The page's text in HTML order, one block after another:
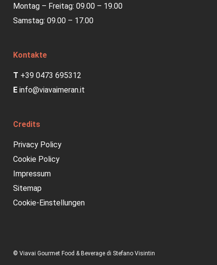
Montag – Freitag: 09.00 – 19.00
Samstag: 09.00 – 17.00
Kontakte
T +39 0473 695312
E info@viavaimeran.it
Credits
Privacy Policy
Cookie Policy
Impressum
Sitemap
Cookie-Einstellungen
© Viavai Gourmet Food & Beverage di Stefano Visintin